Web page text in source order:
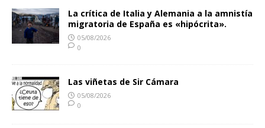
La crítica de Italia y Alemania a la amnistía
migratoria de España es «hipócrita».
05/08/2026
0
Las viñetas de Sir Cámara
05/08/2026
0